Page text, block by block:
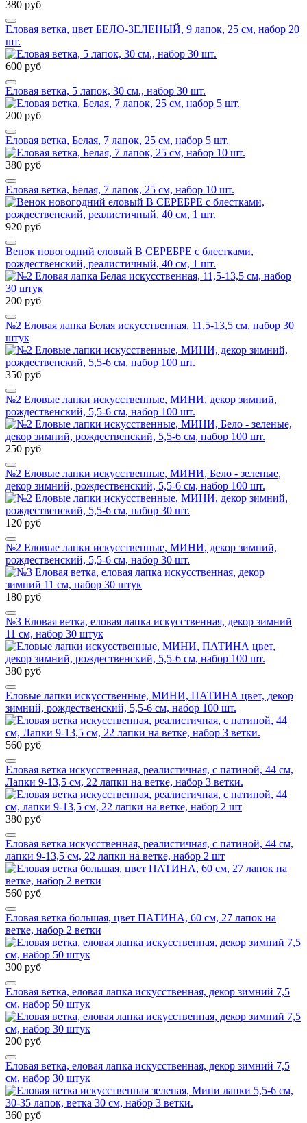
380 руб
Еловая ветка, цвет БЕЛО-ЗЕЛЕНЫЙ, 9 лапок, 25 см, набор 20
шт.
600 руб
Еловая ветка, 5 лапок, 30 см., набор 30 шт.
200 руб
Еловая ветка, Белая, 7 лапок, 25 см, набор 5 шт.
380 руб
Еловая ветка, Белая, 7 лапок, 25 см, набор 10 шт.
920 руб
Венок новогодний еловый В СЕРЕБРЕ с блестками,
рождественский, реалистичный, 40 см, 1 шт.
200 руб
№2 Еловая лапка Белая искусственная, 11,5-13,5 см, набор 30
штук
350 руб
№2 Еловые лапки искусственные, МИНИ, декор зимний,
рождественский, 5,5-6 см, набор 100 шт.
250 руб
№2 Еловые лапки искусственные, МИНИ, Бело - зеленые,
декор зимний, рождественский, 5,5-6 см, набор 100 шт.
120 руб
№2 Еловые лапки искусственные, МИНИ, декор зимний,
рождественский, 5,5-6 см, набор 30 шт.
180 руб
№3 Еловая ветка, еловая лапка искусственная, декор зимний
11 см, набор 30 штук
380 руб
Еловые лапки искусственные, МИНИ, ПАТИНА цвет, декор
зимний, рождественский, 5,5-6 см, набор 100 шт.
560 руб
Еловая ветка искусственная, реалистичная, с патиной, 44 см,
Лапки 9-13,5 см, 22 лапки на ветке, набор 3 ветки.
380 руб
Еловая ветка искусственная, реалистичная, с патиной, 44 см,
лапки 9-13,5 см, 22 лапки на ветке, набор 2 шт
560 руб
Еловая ветка большая, цвет ПАТИНА, 60 см, 27 лапок на
ветке, набор 2 ветки
300 руб
Еловая ветка, еловая лапка искусственная, декор зимний 7,5
см, набор 50 штук
200 руб
Еловая ветка, еловая лапка искусственная, декор зимний 7,5
см, набор 30 штук
360 руб